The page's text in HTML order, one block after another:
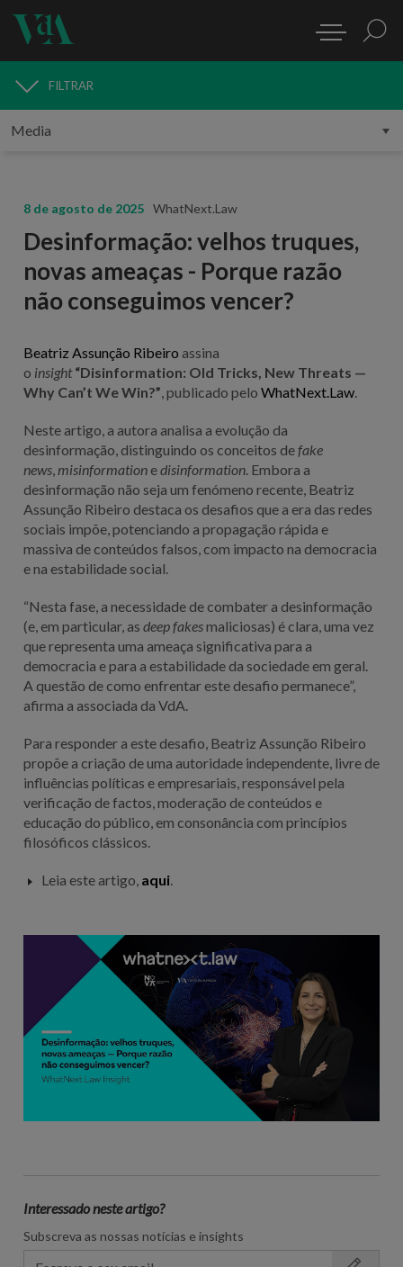
MEDIA
FILTRAR
8 de agosto de 2025 WhatNext.Law
Desinformação: velhos truques,
novas ameaças - Porque razão
não conseguimos vencer?
Beatriz Assunção Ribeiro assina
o insight“Disinformation: Old Tricks, New Threats —
Why Can’t We Win?” , publicado pelo WhatNext.Law.
Neste artigo, a autora analisa a evolução da
desinformação, distinguindo os conceitos defake
news, misinformationedisinformation. Embora a
desinformação não seja um fenómeno recente, Beatriz
Assunção Ribeiro destaca os desafios que a era das redes
sociais impõe, potenciando a propagação rápida e
massiva de conteúdos falsos, com impacto na democracia
e na estabilidade social.
“Nesta fase, a necessidade de combater a desinformação
(e, em particular, as deep fakesmaliciosas) é clara, uma vez
que representa uma ameaça significativa para a
democracia e para a estabilidade da sociedade em geral.
A questão de como enfrentar este desafio permanece”,
afirma a associada da VdA.
Para responder a este desafio, Beatriz Assunção Ribeiro
propõe a criação de uma autoridade independente, livre de
influências políticas e empresariais, responsável pela
verificação de factos, moderação de conteúdos e
educação do público, em consonância com princípios
filosóficos clássicos.
Leia este artigo, aqui.
Interessado neste artigo?
Subscreva as nossas notícias e insights